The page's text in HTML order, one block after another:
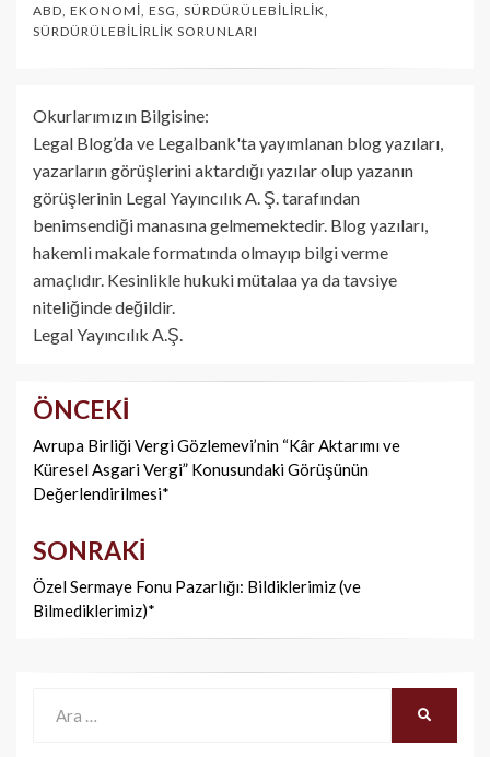
ABD EKONOMI ESG SÜRDÜRÜLEBILIRLIK
SÜRDÜRÜLEBILIRLIK SORUNLARI
Okurlarımızın Bilgisine:
Legal Blog’da ve Legalbank'ta yayımlanan blog yazıları,
yazarların görüşlerini aktardığı yazılar olup yazanın
görüşlerinin Legal Yayıncılık A. Ş. tarafından
benimsendiği manasına gelmemektedir. Blog yazıları,
hakemli makale formatında olmayıp bilgi verme
amaçlıdır. Kesinlikle hukuki mütalaa ya da tavsiye
niteliğinde değildir.
Legal Yayıncılık A.Ş.
Yazı
dolaşımı
ÖNCEKI
Avrupa Birliği Vergi Gözlemevi’nin “Kâr Aktarımı ve
Küresel Asgari Vergi” Konusundaki Görüşünün
Değerlendirilmesi*
SONRAKI
Özel Sermaye Fonu Pazarlığı: Bildiklerimiz (ve
Bilmediklerimiz)*